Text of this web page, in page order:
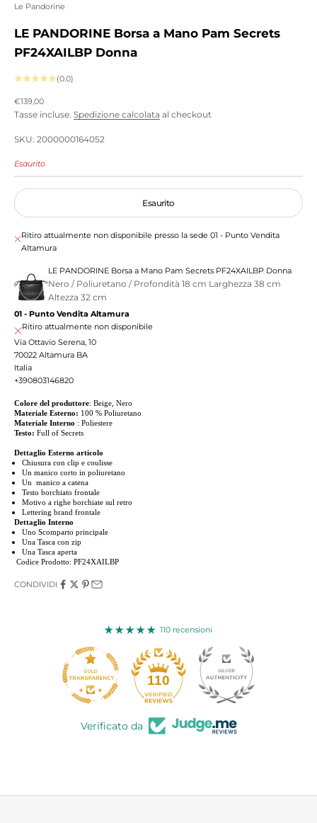
Le Pandorine
LE PANDORINE Borsa a Mano Pam Secrets
PF24XAILBP Donna
(0.0)
Prezzo scontato
€139,00
Tasse incluse. Spedizione calcolata al checkout
SKU: 2000000164052
Esaurito
Esaurito
Ritiro attualmente non disponibile presso la sede 01 - Punto Vendita
Altamura
LE PANDORINE Borsa a Mano Pam Secrets PF24XAILBP Donna
Nero / Poliuretano / Profondità 18 cm Larghezza 38 cm
Altezza 32 cm
01 - Punto Vendita Altamura
Ritiro attualmente non disponibile
Via Ottavio Serena, 10
70022 Altamura BA
Italia
+390803146820
Colore del produttore: Beige, Nero
Materiale Esterno: 100 % Poliuretano
Materiale Interno : Poliestere
Testo: Full of Secrets
Dettaglio Esterno articolo
Chiusura con clip e coulisse
Un manico corto in poliuretano
Un manico a catena
Testo borchiato frontale
Motivo a righe borchiate sul retro
Lettering brand frontale
Dettaglio Interno
Uno Scomparto principale
Una Tasca con zip
Una Tasca aperta
Codice Prodotto: PF24XAILBP
CONDIVIDI
110 recensioni
110
Verificato da